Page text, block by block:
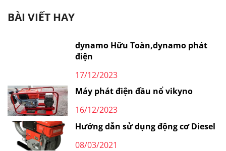
BÀI VIẾT HAY
dynamo Hữu Toàn,dynamo phát
điện
17/12/2023
Máy phát điện đầu nổ vikyno
16/12/2023
Hướng dẫn sử dụng động cơ Diesel
08/03/2021